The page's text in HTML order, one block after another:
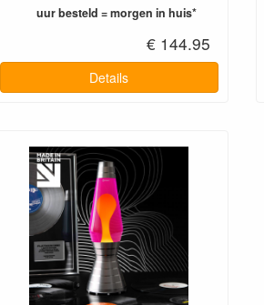
uur besteld = morgen in huis*
€ 144.95
Details